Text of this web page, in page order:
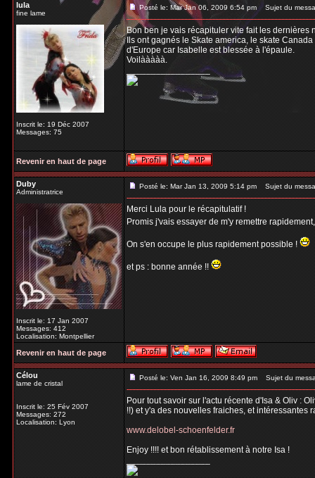
lula
fine lame
Inscrit le: 19 Déc 2007
Messages: 75
Posté le: Mar Jan 06, 2009 6:54 pm Sujet du
Bon ben je vais récapituler vite fait les dernières
Ils ont gagnés le Skate america, le skate
d'Europe car Isabelle est blessée à l'épaule.
Voilààààà.
_________________
Revenir en haut de page
Duby
Administratrice
Inscrit le: 17 Jan 2007
Messages: 412
Localisation: Montpellier
Posté le: Mar Jan 13, 2009 5:14 pm Sujet du
Merci Lula pour le récapitulatif !
Promis j'vais essayer de m'y remettre
On s'en occupe le plus rapidement possible !
et ps : bonne année !!
Revenir en haut de page
Célou
lame de cristal
Inscrit le: 25 Fév 2007
Messages: 272
Localisation: Lyon
Posté le: Ven Jan 16, 2009 8:49 pm Sujet du
Pour tout savoir sur l'actu récente d'Isa & Oliv :
!!) et y'a des nouvelles fraiches, et intéressantes
www.delobel-schoenfelder.fr
Enjoy !!!! et bon rétablissement à notre Isa !
_________________